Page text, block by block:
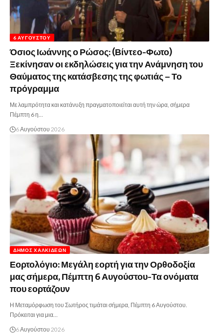
6 ΑΥΓΟΎΣΤΟΥ
Όσιος Ιωάννης ο Ρώσος: (Βίντεο-Φωτο)
Ξεκίνησαν οι εκδηλώσεις για την Ανάμνηση του
Θαύματος της κατάσβεσης της φωτιάς – Το
πρόγραμμα
Με λαμπρότητα και κατάνυξη πραγματοποιείται αυτή την ώρα, σήμερα
Πέμπτη 6 η…
6 Αυγούστου 2026
ΔΉΜΟΣ ΧΑΛΚΙΔΈΩΝ
Εορτολόγιο: Μεγάλη εορτή για την Ορθοδοξία
μας σήμερα, Πέμπτη 6 Αυγούστου-Τα ονόματα
που εορτάζουν
Η Μεταμόρφωση του Σωτήρος τιμάται σήμερα, Πέμπτη 6 Αυγούστου.
Πρόκειται για μια…
6 Αυγούστου 2026